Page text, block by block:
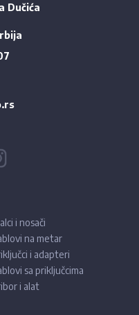
Dučića
i nosači
na metar
i adapteri
sa priključcima
i alat